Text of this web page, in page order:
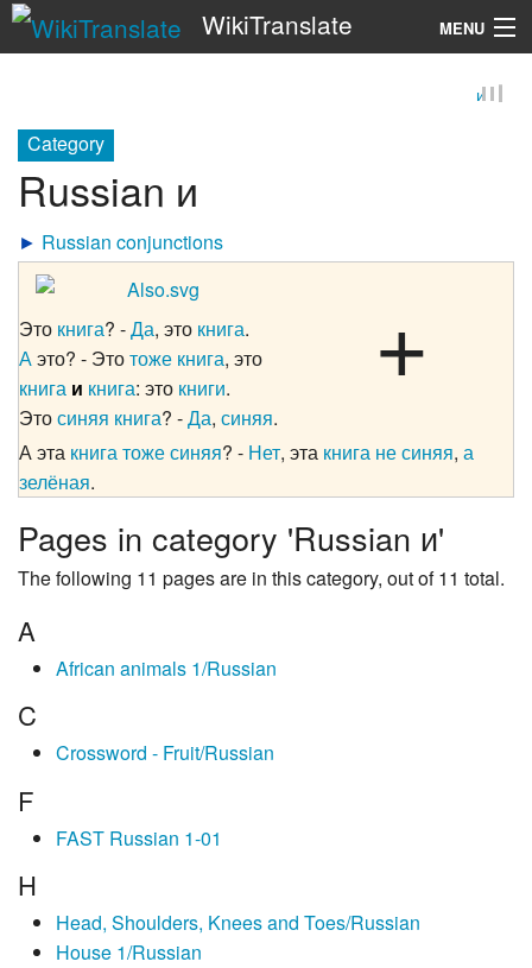
WikiTranslate MENU
и
Category
Russian и
► Russian conjunctions
+
Это книга? -Да, это книга.
Аэто? - Этотоже книга, это
книга и книга: это книги.
Этосиняя книга? -Да, синяя.
А эта книгатожесиняя? - Нет, эта книга несиняя, а
зелёная.
Pages in category 'Russian и'
The following 11 pages are in this category, out of 11 total.
A
African animals 1/Russian
C
Crossword - Fruit/Russian
F
FAST Russian 1-01
H
Head, Shoulders, Knees and Toes/Russian
House 1/Russian